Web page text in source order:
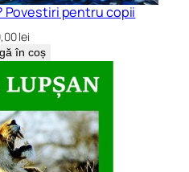
Povestiri pentru copii
lei
în coș